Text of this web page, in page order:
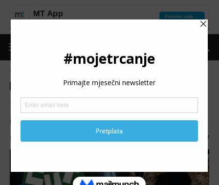
Čvrsnica ultra trail: Sretni
dobitnici
Objavio 967